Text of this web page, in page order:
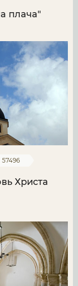
плача"
57496
Христа